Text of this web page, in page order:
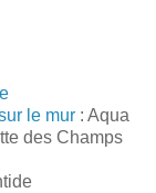
le mur : Aqua
des Champs